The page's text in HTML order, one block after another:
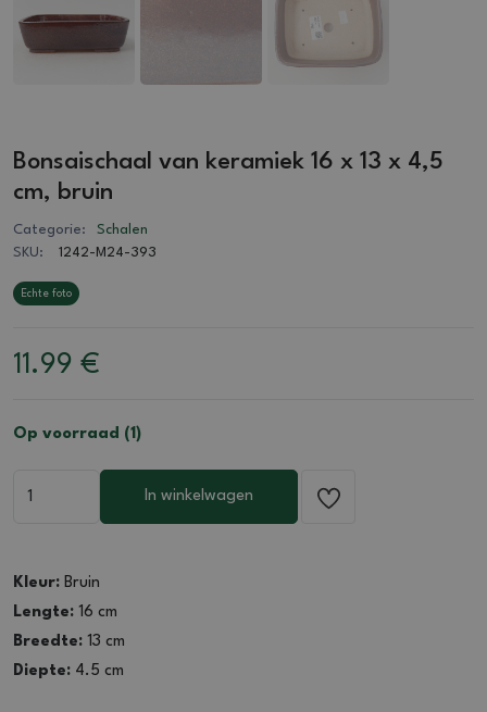
Bonsaischaal van keramiek 16 x 13 x 4,5
cm, bruin
Categorie:
Schalen
SKU:
1242-M24-393
Echte foto
11.99 €
Op voorraad (1)
In winkelwagen
Kleur: Bruin
Lengte: 16 cm
Breedte: 13 cm
Diepte: 4.5 cm